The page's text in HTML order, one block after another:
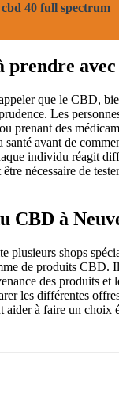
cbd 40 full spectrum
prendre
que le CBD,
Les
prenant des
santé avant de
individu réagit
nécessaire de
CBD à
plusieurs shops
de produits CBD.
des produits et
les différentes
aider à faire un choix